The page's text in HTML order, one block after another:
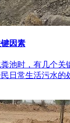
因素
池时，有几个
日常生活污水的